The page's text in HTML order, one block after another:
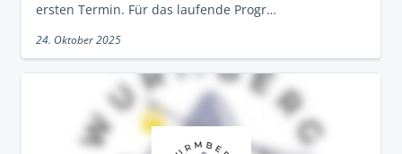
ersten Termin. Für das laufende Progr…
24. Oktober 2025